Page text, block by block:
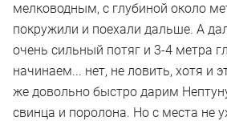
мелководным, с глубиной около
покружили и поехали дальше. А
очень сильный потяг и 3-4 метра
начинаем... нет, не ловить, хотя и
же довольно быстро дарим
свинца и поролона. Но с места не